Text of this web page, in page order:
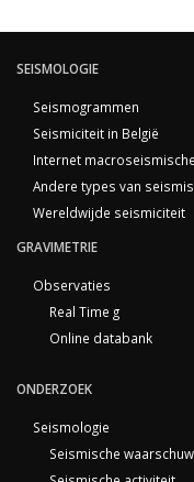
SEISMOLOGIE
Seismogrammen
Seismiciteit in België
Internet
Andere types van
Wereldwijde seismiciteit
GRAVIMETRIE
Observaties
Real Time g
Online databank
ONDERZOEK
Seismologie
Seismische